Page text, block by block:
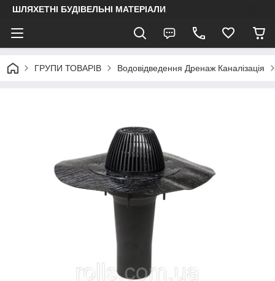
ШЛЯХЕТНІ БУДІВЕЛЬНІ МАТЕРІАЛИ
ГРУПИ ТОВАРІВ Водовідведення Дренаж Каналізація